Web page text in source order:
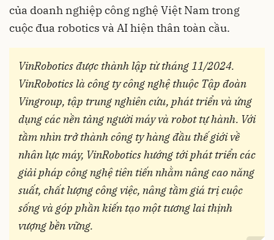
của doanh nghiệp công nghệ Việt Nam trong
cuộc đua robotics và AI hiện thân toàn cầu.
VinRoboticsđược thành lập từ tháng 11/2024.
VinRobotics là công ty công nghệ thuộc Tập đoàn
Vingroup, tập trung nghiên cứu, phát triển và ứng
dụng các nền tảng người máy và robot tự hành. Với
tầm nhìn trở thành công ty hàng đầu thế giới về
nhân lực máy, VinRobotics hướng tới phát triển các
giải pháp công nghệ tiên tiến nhằm nâng cao năng
suất, chất lượng công việc, nâng tầm giá trị cuộc
sống và góp phần kiến tạo một tương lai thịnh
vượng bền vững.